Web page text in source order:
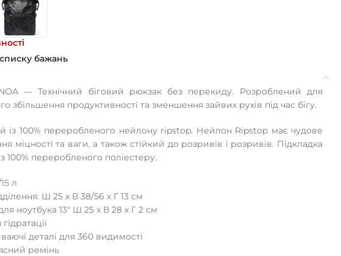
бажань
— Технічний біговий рюкзак без перекиду. Розроблений для
збільшення продуктивності та зменшення зайвих рухів під час бігу.
із 100% переробленого нейлону ripstop. Нейлон Ripstop має чудове
міцності та ваги, а також стійкий до розривів і розривів. Підкладка
100% переробленого поліестеру.
л
Ш 25 x В 38/56 x Г 13 см
ноутбука 13″ Ш 25 x В 28 x Г 2 см
деталі для 360 видимості
ремінь